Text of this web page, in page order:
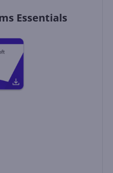
Essentials